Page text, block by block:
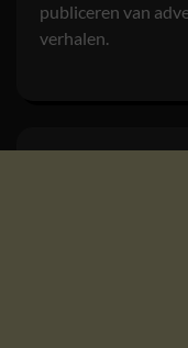
publiceren van
verhalen.